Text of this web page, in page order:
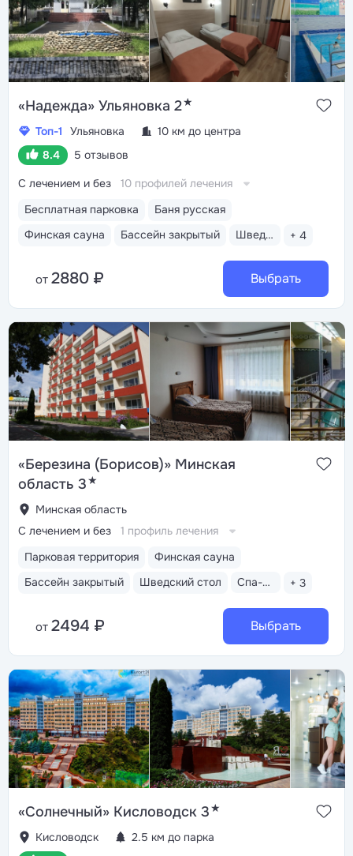
«Надежда» Ульяновка 2★
Топ-1 Ульяновка
10 км до центра
8.4
5 отзывов
Бесплатная парковка
Баня русская
Финская сауна
Бассейн закрытый Шведский стол + 4
С лечением и без 10 профилей лечения
от 2880 ₽ Выбрать
«Березина (Борисов)» Минская
область 3★
Минская область
Парковая территория
Финская сауна
Бассейн закрытый
Шведский стол Спа-комплекс + 3
С лечением и без 1 профиль лечения
от 2494 ₽ Выбрать
«Солнечный» Кисловодск 3★
Кисловодск
2.5 км до парка